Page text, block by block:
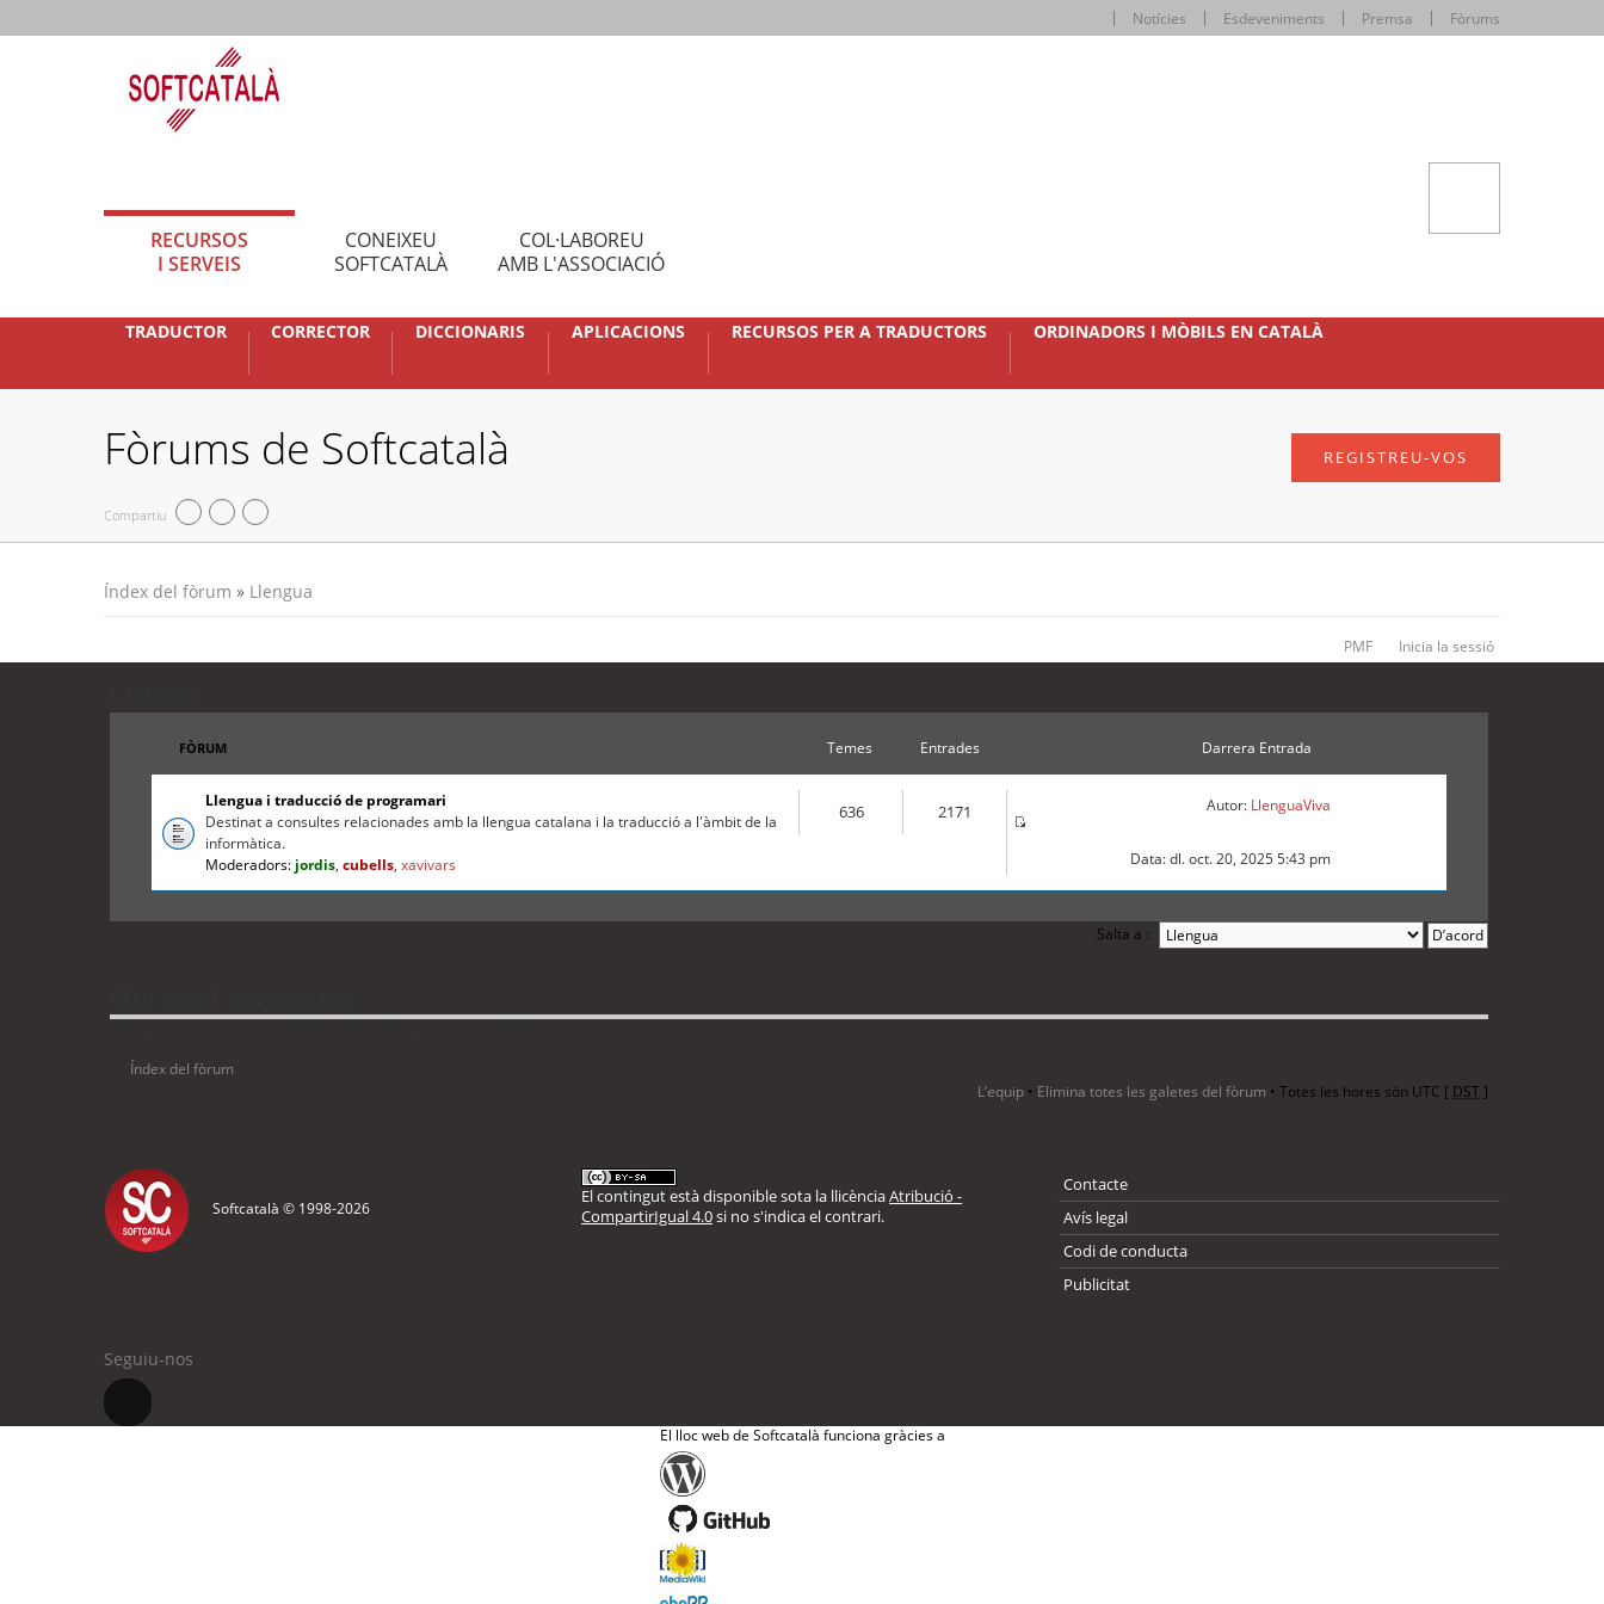
Notícies Esdeveniments Premsa Fòrums
RECURSOS
I SERVEIS
CONEIXEU
SOFTCATALÀ
COL·LABOREU
AMB L'ASSOCIACIÓ
TRADUCTOR CORRECTOR DICCIONARIS APLICACIONS RECURSOS PER A TRADUCTORS ORDINADORS I MÒBILS EN CATALÀ
Fòrums de Softcatalà
Compartiu
REGISTREU-VOS
Índex del fòrum » Llengua
PMF Inicia la sessió
FÒRUM Temes Entrades Darrera Entrada
Llengua i traducció de programari
Destinat a consultes relacionades amb la llengua catalana i la traducció a l'àmbit de la
informàtica.
Moderadors: jordis, cubells, xavivars
636 2171 Autor: LlenguaViva
Data: dl. oct. 20, 2025 5:43 pm
Salta a :
Índex del fòrum
L’equip • Elimina totes les galetes del fòrum • Totes les hores són UTC [ DST]
Softcatalà © 1998-2026
El contingut està disponible sota la llicènciaAtribució -
CompartirIgual 4.0si no s'indica el contrari.
Contacte
Avís legal
Codi de conducta
Publicitat
Seguiu-nos
El lloc web de Softcatalà funciona gràcies a